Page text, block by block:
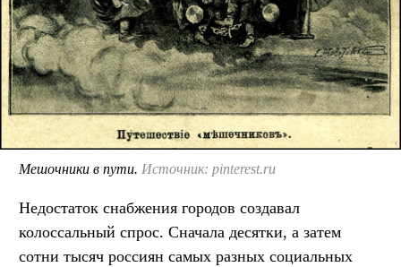
Мешочники в пути. Источник: pinterest.ru
Недостаток снабжения городов создавал
колоссальный спрос. Сначала десятки, а затем
сотни тысяч россиян самых разных социальных